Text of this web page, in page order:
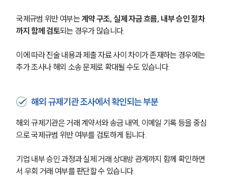
국제규범 위반 여부는 계약 구조, 실제 자금 흐름, 내부 승인 절차
까지 함께 검토되는 경우가 많습니다.
이에 따라 진술 내용과 제출 자료 사이 차이가 존재하는 경우에는
추가 조사나 해외 소송 문제로 확대될 수도 있습니다.
해외 규제기관 조사에서 확인되는 부분
해외 규제기관은 거래 계약서와 송금 내역, 이메일 기록 등을 중심
으로 국제규범 위반 여부를 검토하게 됩니다.
기업 내부 승인 과정과 실제 거래 상대방 관계까지 함께 확인하면
서 우회 거래 여부를 판단할 수 있습니다.